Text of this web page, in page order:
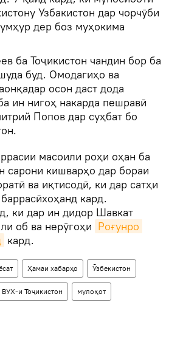
Узбакистон дар чорчӯби
дер боз муҳокима
ба Тоҷикистон чандин бор ба
буд. Омодагиҳо ва
осон даст дода
ин нигоҳ накарда пешравӣ
Попов дар суҳбат бо
масоили роҳи оҳан ба
сарони кишварҳо дар бораи
ва иқтисодӣ, ки дар сатҳи
кард.
ки дар ин дидор Шавкат
об ва нерӯгоҳи Роғунро
кард.
Ҳамаи хабарҳо Ӯзбекистон
ВУХ-и Тоҷикистон мулоқот